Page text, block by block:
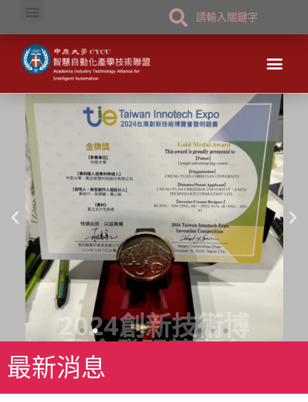
2024創新技術博
覽會發明競賽金
牌獎
最新消息